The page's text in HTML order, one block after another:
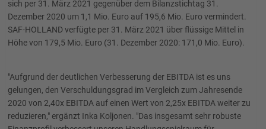
sich per 31. März 2021 gegenüber dem Bilanzstichtag 31.
Dezember 2020 um 1,1 Mio. Euro auf 195,6 Mio. Euro vermindert.
SAF-HOLLAND verfügte per 31. März 2021 über flüssige Mittel in
Höhe von 179,5 Mio. Euro (31. Dezember 2020: 171,0 Mio. Euro).
"Aufgrund der deutlichen Verbesserung der EBITDA ist es uns
gelungen, den Verschuldungsgrad im Vergleich zum Jahresende
2020 von 2,40x EBITDA auf einen Wert von 2,25x EBITDA weiter zu
reduzieren," ergänzt Inka Koljonen. "Das insgesamt sehr robuste